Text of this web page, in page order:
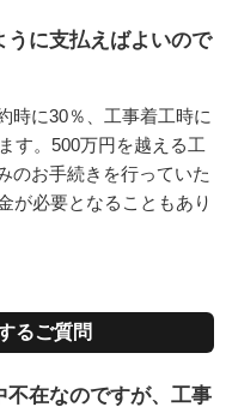
うに支払えばよいので
時に30％、工事着工時に
す。 500万円を越える工
のお手続きを行っていた
が必要となることもあり
るご質問
在なのですが、工事